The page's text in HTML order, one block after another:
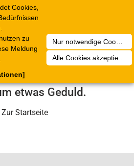
Cookies,
zu
Meldung
Nur notwendige Cookies akzeptieren
Alle Cookies akzeptieren
technischer Fehler
Service-Team wird
darum kümmern. Wir
etwas Geduld.
Zur Startseite